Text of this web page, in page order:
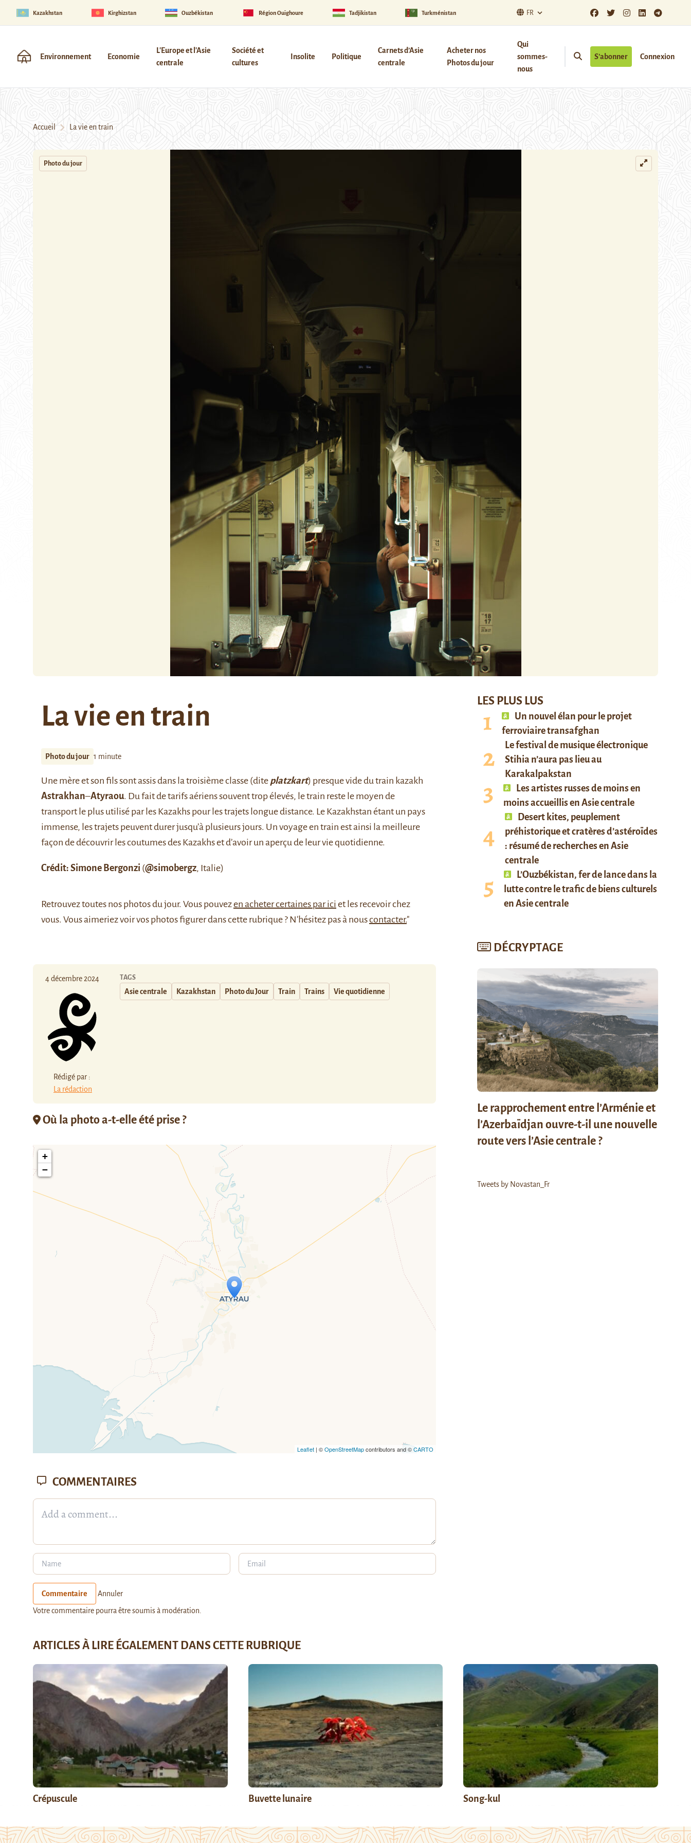
Kazakhstan Kirghizstan Ouzbékistan Région Ouïghoure Tadjikistan Turkménistan FR
Environnement Economie
L'Europe et l'Asie
centrale
Société et
cultures
Insolite Politique
Carnets d’Asie
centrale
Acheter nos
Photos du jour
Qui
sommes-
nous
S’abonner Connexion
Accueil La vie en train
Photo du jour
La vie en train
Photo du jour 1 minute
Une mère et son fils sont assis dans la troisième classe (dite platzkart) presque vide du train kazakh
Astrakhan–Atyraou. Du fait de tarifs aériens souvent trop élevés, le train reste le moyen de
transport le plus utilisé par les Kazakhs pour les trajets longue distance. Le Kazakhstan étant un pays
immense, les trajets peuvent durer jusqu’à plusieurs jours. Un voyage en train est ainsi la meilleure
façon de découvrir les coutumes des Kazakhs et d’avoir un aperçu de leur vie quotidienne.
Crédit: Simone Bergonzi (@simobergz, Italie)
Retrouveztoutes nos photos du jour. Vous pouvezen acheter certaines par ici et les recevoir chez
vous. Vous aimeriez voir vos photos figurer dans cette rubrique ? N'hésitez pas à nouscontacter."
4 décembre 2024
Rédigé par :
La rédaction
TAGS
Asie centrale Kazakhstan Photo du Jour Train Trains Vie quotidienne
Où la photo a-t-elle été prise ?
Travelers' Map is loading...
If you see this after your page is loaded completely, leafletJS files are
missing.
+
−
Leaflet | ©OpenStreetMapcontributors and ©CARTO
LES PLUS LUS
Un nouvel élan pour le projet
ferroviaire transafghan
Le festival de musique électronique
Stihia n’aura pas lieu au
Karakalpakstan
Les artistes russes de moins en
moins accueillis en Asie centrale
Desert kites, peuplement
préhistorique et cratères d’astéroïdes
: résumé de recherches en Asie
centrale
L’Ouzbékistan, fer de lance dans la
lutte contre le trafic de biens culturels
en Asie centrale
DÉCRYPTAGE
Le rapprochement entre l’Arménie et
l’Azerbaïdjan ouvre-t-il une nouvelle
route vers l’Asie centrale ?
Tweets by Novastan_Fr
COMMENTAIRES
Commentaire Annuler
Votre commentaire pourra être soumis à modération.
ARTICLES À LIRE ÉGALEMENT DANS CETTE RUBRIQUE
Crépuscule Buvette lunaire Song-kul